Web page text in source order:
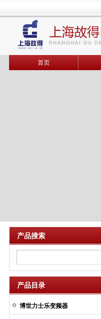
首页
产品搜索
产品目录
博世力士乐变频器